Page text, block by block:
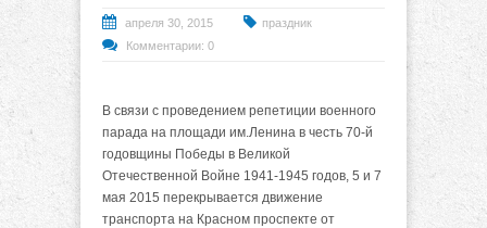
апреля 30, 2015
праздник
Комментарии: 0
В связи с проведением репетиции военного
парада на площади им.Ленина в честь 70-й
годовщины Победы в Великой
Отечественной Войне 1941-1945 годов, 5 и 7
мая 2015 перекрывается движение
транспорта на Красном проспекте от